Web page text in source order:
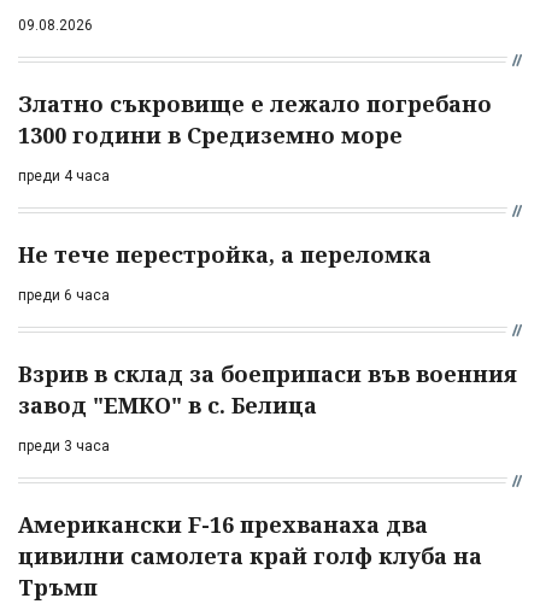
09.08.2026
Златно съкровище е лежало погребано
1300 години в Средиземно море
преди 4 часа
Не тече перестройка, а переломка
преди 6 часа
Взрив в склад за боеприпаси във военния
завод "ЕМКО" в с. Белица
преди 3 часа
Американски F-16 прехванаха два
цивилни самолета край голф клуба на
Тръмп